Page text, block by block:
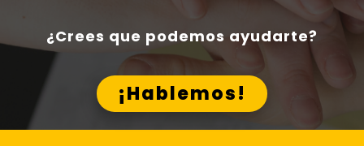
¿Crees que podemos ayudarte?
¡Hablemos!